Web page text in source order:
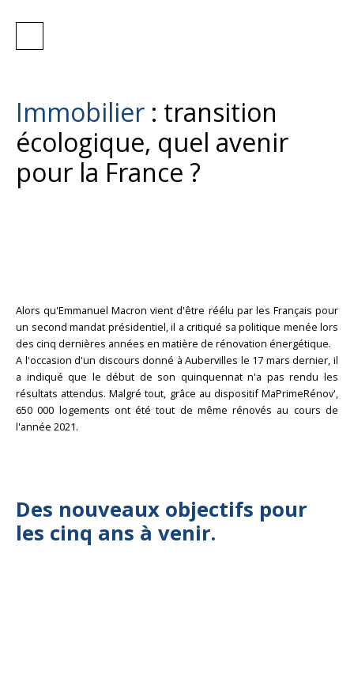
Immobilier : transition
écologique, quel avenir
pour la France ?
Alors qu'Emmanuel Macron vient d'être réélu par les Français pour
un second mandat présidentiel, il a critiqué sa politique menée lors
des cinq dernières années en matière de rénovation énergétique.
A l'occasion d'un discours donné à Aubervilles le 17 mars dernier, il
a indiqué que le début de son quinquennat n'a pas rendu les
résultats attendus. Malgré tout, grâce au dispositif MaPrimeRénov',
650 000 logements ont été tout de même rénovés au cours de
l'année 2021.
Des nouveaux objectifs pour
les cinq ans à venir.